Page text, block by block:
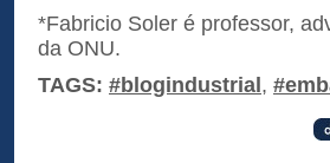
*Fabricio Soler é professor,
da ONU.
TAGS: #blogindustrial ,